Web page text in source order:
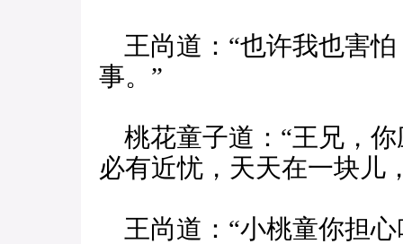
王尚道：“也许我也害
事。”
桃花童子道：“王兄，
必有近忧，天天在一块儿
王尚道：“小桃童你担